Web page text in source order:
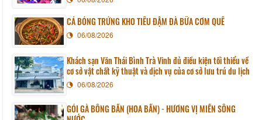
CÁ BÓNG TRỨNG KHO TIÊU ĐẬM ĐÀ BỮA CƠM QUÊ
06/08/2026
Khách sạn Văn Thái Bình Trà Vinh đủ điều kiện tối thiểu về
cơ sở vật chất kỹ thuật và dịch vụ của cơ sở lưu trú du lịch
06/08/2026
GỎI GÀ BÔNG BẦN (HOA BẦN) - HƯƠNG VỊ MIỀN SÔNG